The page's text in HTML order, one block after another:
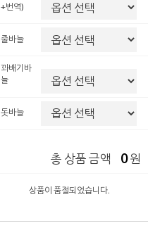
+번역)
줄바늘
꽈배기바
늘
돗바늘
총 상품 금액 0원
상품이 품절되었습니다.